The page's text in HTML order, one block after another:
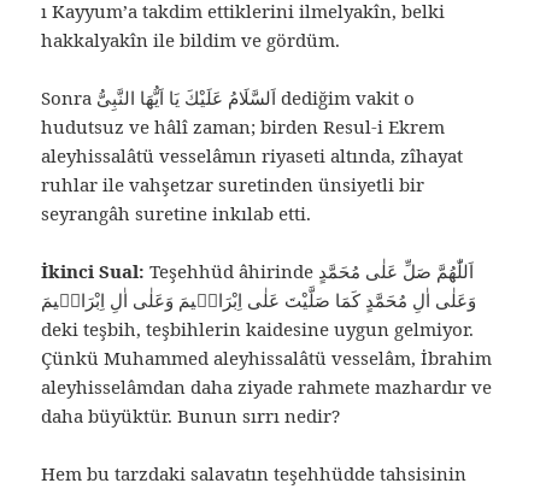
ı Kayyum’a takdim ettiklerini ilmelyakîn, belki
hakkalyakîn ile bildim ve gördüm.
Sonra اَلسَّلَامُ عَلَيْكَ يَا اَيُّهَا النَّبِىُّ dediğim vakit o
hudutsuz ve hâlî zaman; birden Resul-i Ekrem
aleyhissalâtü vesselâmın riyaseti altında, zîhayat
ruhlar ile vahşetzar suretinden ünsiyetli bir
seyrangâh suretine inkılab etti.
İkinci Sual: Teşehhüd âhirinde اَللّٰهُمَّ صَلِّ عَلٰى مُحَمَّدٍ
وَعَلٰى اٰلِ مُحَمَّدٍ كَمَا صَلَّيْتَ عَلٰى اِبْرَاهٖيمَ وَعَلٰى اٰلِ اِبْرَاهٖيمَ
deki teşbih, teşbihlerin kaidesine uygun gelmiyor.
Çünkü Muhammed aleyhissalâtü vesselâm, İbrahim
aleyhisselâmdan daha ziyade rahmete mazhardır ve
daha büyüktür. Bunun sırrı nedir?
Hem bu tarzdaki salavatın teşehhüdde tahsisinin